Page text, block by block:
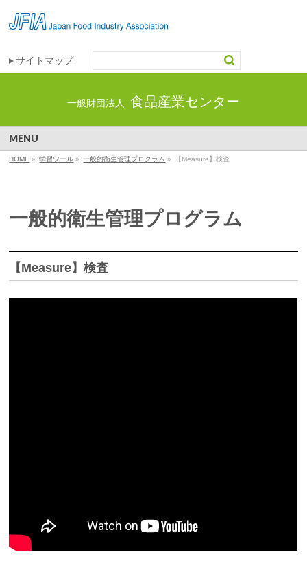
サイトマップ
一般財団法人 食品産業センター
MENU
HOME » 学習ツール » 一般的衛生管理プログラム » 【Measure】検査
一般的衛生管理プログラム
【Measure】検査